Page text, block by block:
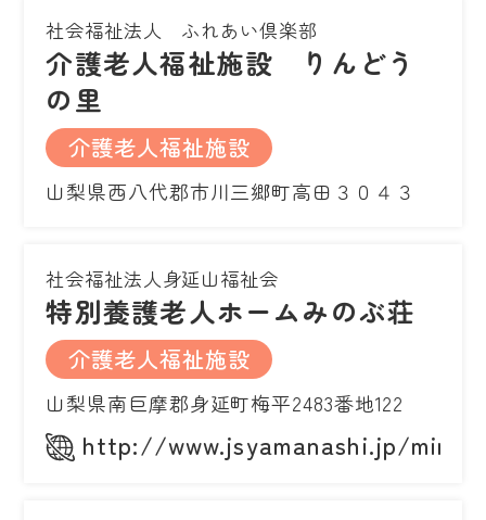
社会福祉法人 ふれあい倶楽部
介護老人福祉施設 りんどう
の里
介護老人福祉施設
山梨県西八代郡市川三郷町高田３０４３
社会福祉法人身延山福祉会
特別養護老人ホームみのぶ荘
介護老人福祉施設
山梨県南巨摩郡身延町梅平2483番地122
http://www.jsyamanashi.jp/